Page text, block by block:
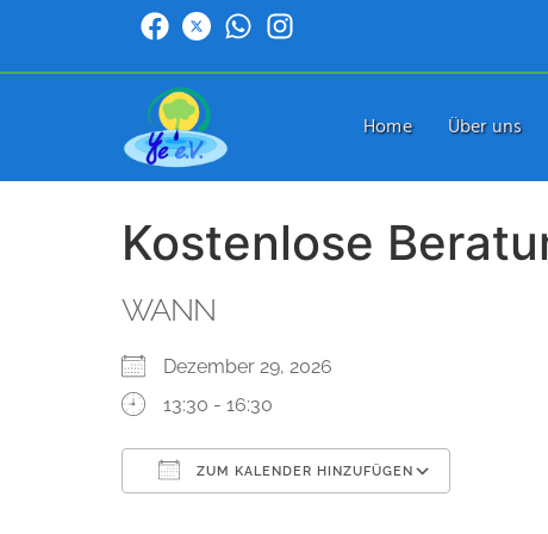
Home Über uns
Kostenlose
WANN
Dezember 29, 2026
13:30 - 16:30
ZUM KALENDER HINZUFÜGEN